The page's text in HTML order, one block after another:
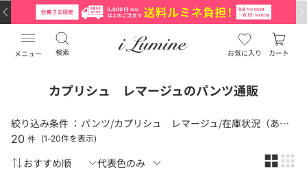
メニュー 検索 お気に入り カート
カプリシュ レマージュのパンツ通販
絞り込み条件 ：
パンツ/カプリシュ レマージュ/在庫状況（あり）
20 件 (1-20件を表示)